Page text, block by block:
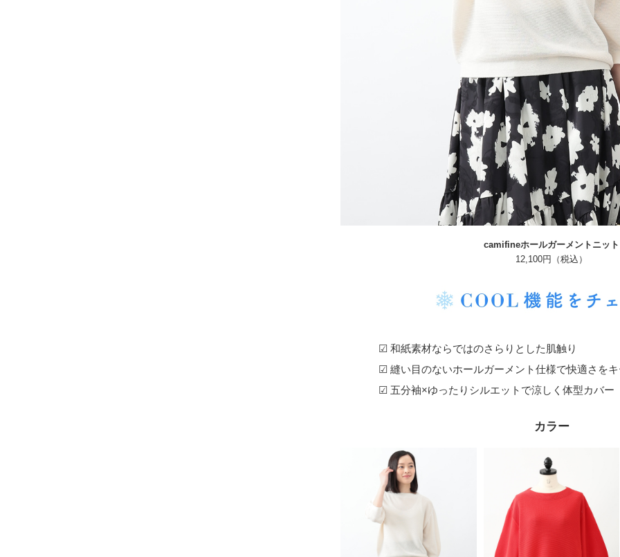
camifineホールガーメントニット
12,100円（税込）
☑ 和紙素材ならではのさらりとした肌触り
☑ 縫い目のないホールガーメント仕様で快適さを
☑ 五分袖×ゆったりシルエットで涼しく体型カバー
カラー